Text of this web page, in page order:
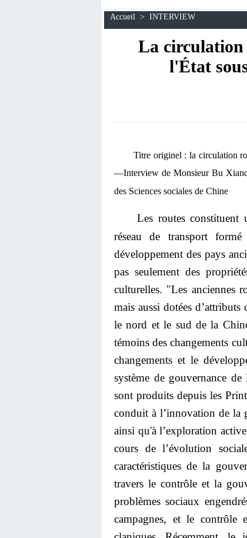
Accueil > INTERVIEW
La circulation
l'État
Titre originel : la circulation
—Interview de Monsieur Bu
des Sciences sociales de Chine
Les routes constituent
réseau de transport
développement des pays
pas seulement des
culturelles. "Les anciennes
mais aussi dotées
le nord et le sud de la
témoins des changements
changements et le
système de gouvernance
sont produits depuis les
conduit à l’innovation de la
ainsi qu'à l’exploration
cours de l’évolution
caractéristiques de la
travers le contrôle et la
problèmes sociaux
campagnes, et le contrôle